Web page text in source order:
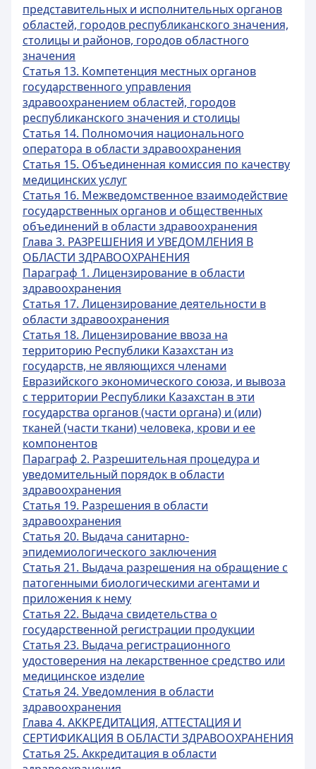
представительных и исполнительных органов
областей, городов республиканского значения,
столицы и районов, городов областного
значения
Статья 13. Компетенция местных органов
государственного управления
здравоохранением областей, городов
республиканского значения и столицы
Статья 14. Полномочия национального
оператора в области здравоохранения
Статья 15. Объединенная комиссия по качеству
медицинских услуг
Статья 16. Межведомственное взаимодействие
государственных органов и общественных
объединений в области здравоохранения
Глава 3. РАЗРЕШЕНИЯ И УВЕДОМЛЕНИЯ В
ОБЛАСТИ ЗДРАВООХРАНЕНИЯ
Параграф 1. Лицензирование в области
здравоохранения
Статья 17. Лицензирование деятельности в
области здравоохранения
Статья 18. Лицензирование ввоза на
территорию Республики Казахстан из
государств, не являющихся членами
Евразийского экономического союза, и вывоза
с территории Республики Казахстан в эти
государства органов (части органа) и (или)
тканей (части ткани) человека, крови и ее
компонентов
Параграф 2. Разрешительная процедура и
уведомительный порядок в области
здравоохранения
Статья 19. Разрешения в области
здравоохранения
Статья 20. Выдача санитарно-
эпидемиологического заключения
Статья 21. Выдача разрешения на обращение с
патогенными биологическими агентами и
приложения к нему
Статья 22. Выдача свидетельства о
государственной регистрации продукции
Статья 23. Выдача регистрационного
удостоверения на лекарственное средство или
медицинское изделие
Статья 24. Уведомления в области
здравоохранения
Глава 4. АККРЕДИТАЦИЯ, АТТЕСТАЦИЯ И
СЕРТИФИКАЦИЯ В ОБЛАСТИ ЗДРАВООХРАНЕНИЯ
Статья 25. Аккредитация в области